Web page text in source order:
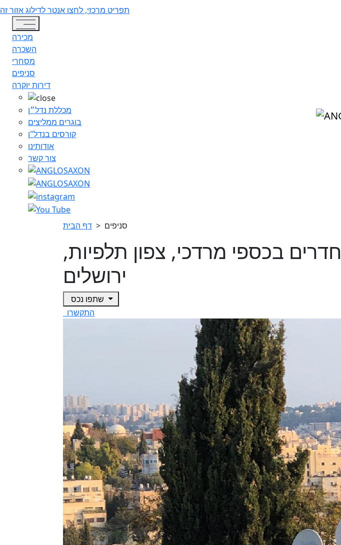
תפריט מרכזי, לחצו אנטר לדילוג אזור זה
Toggle navigation
מכירה
השכרה
מסחרי
סניפים
דירות יוקרה
מכללת נדל״ן
בוגרים ממליצים
קורסים בנדל"ן
אודותינו
צור קשר
דף הבית > סניפים
קוטג' 7 חדרים בכספי מרדכי, צפון תלפיות,
ירושלים
התקשרו